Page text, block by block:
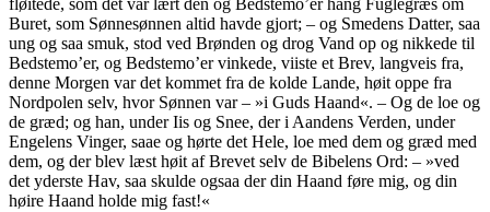
fløitede, som det var lært den og Bedstemo’er hang Fuglegræs om
Buret, som Sønnesønnen altid havde gjort; – og Smedens Datter, saa
ung og saa smuk, stod ved Brønden og drog Vand op og nikkede til
Bedstemo’er, og Bedstemo’er vinkede, viiste et Brev, langveis fra,
denne Morgen var det kommet fra de kolde Lande, høit oppe fra
Nordpolen selv, hvor Sønnen var – »i Guds Haand«. – Og de loe og
de græd; og han, under Iis og Snee, der i Aandens Verden, under
Engelens Vinger, saae og hørte det Hele, loe med dem og græd med
dem, og der blev læst høit af Brevet selv de Bibelens Ord: – »ved
det yderste Hav, saa skulde ogsaa der din Haand føre mig, og din
høire Haand holde mig fast!«